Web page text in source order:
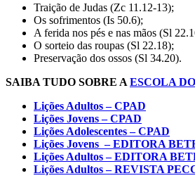
Traição de Judas (Zc 11.12-13);
Os sofrimentos (Is 50.6);
A ferida nos pés e nas mãos (Sl
O sorteio das roupas (Sl 22.18);
Preservação dos ossos (Sl 34.20).
SAIBA TUDO SOBRE A ESCOLA
Lições Adultos – CPAD
Lições Jovens – CPAD
Lições Adolescentes – CPAD
Lições Jovens – EDITORA
Lições Adultos – EDITORA
Lições Adultos – REVISTA